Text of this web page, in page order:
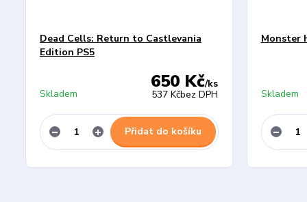
Dead Cells: Return to Castlevania
Edition PS5
650 Kč/ks
537 Kčbez DPH
Skladem
Přidat do košíku
Monster
Skladem